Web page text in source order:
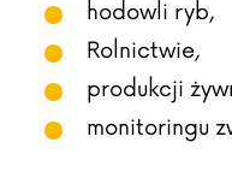
hodowli ryb,
Rolnictwie,
produkcji
monitoringu